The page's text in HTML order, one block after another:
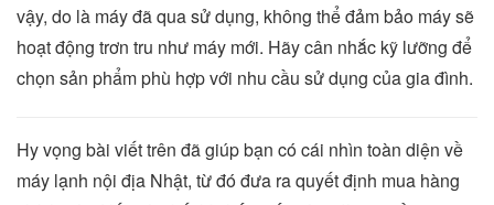
vậy, do là máy đã qua sử dụng, không thể đảm bảo máy sẽ
hoạt động trơn tru như máy mới. Hãy cân nhắc kỹ lưỡng để
chọn sản phẩm phù hợp với nhu cầu sử dụng của gia đình.
Hy vọng bài viết trên đã giúp bạn có cái nhìn toàn diện về
máy lạnh nội địa Nhật, từ đó đưa ra quyết định mua hàng